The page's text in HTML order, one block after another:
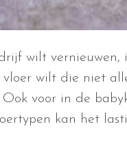
wilt
wilt die niet
Ook voor in de
kan het